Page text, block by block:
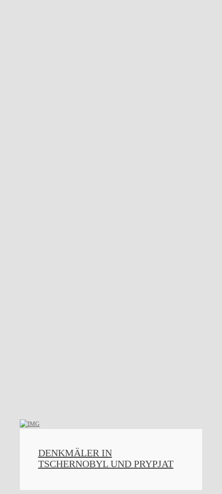
DENKMÄLER IN
TSCHERNOBYL UND PRYPJAT